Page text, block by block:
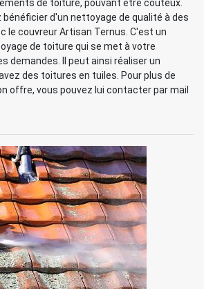
de toiture, pouvant être coûteux.
bénéficier d'un nettoyage de qualité à des
le couvreur Artisan Ternus. C'est un
de toiture qui se met à votre
demandes. Il peut ainsi réaliser un
des toitures en tuiles. Pour plus de
offre, vous pouvez lui contacter par mail